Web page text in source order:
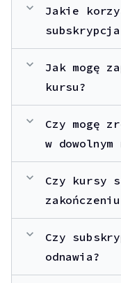
expand_more
Jakie
expand_more
Jak mogę
kursu?
expand_more
Czy mogę
w dowolnym
expand_more
Czy kursy
expand_more
Czy
odnawia?